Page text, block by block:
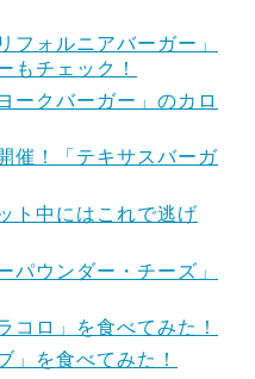
フォルニアバーガー」
もチェック！
ークバーガー」のカロ
催！「テキサスバーガ
ト中にはこれで逃げ
パウンダー・チーズ」
コロ」を食べてみた！
」を食べてみた！